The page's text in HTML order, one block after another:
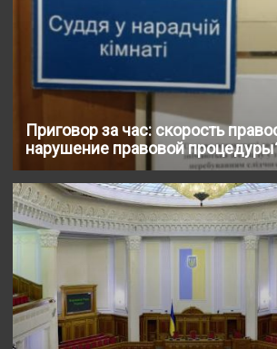
Приговор за час: скорость
нарушение правовой